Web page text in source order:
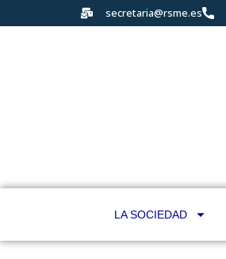
secretaria@rsme.es
LA SOCIEDAD